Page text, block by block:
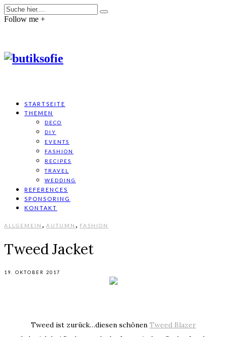
Follow me +
STARTSEITE
THEMEN
DECO
DIY
EVENTS
FASHION
RECIPES
TRAVEL
WEDDING
REFERENCES
SPONSORING
KONTAKT
ALLGEMEIN , AUTUMN , FASHION
Tweed Jacket
19. OKTOBER 2017
Tweed ist zurück…diesen schönen Tweed Blazer